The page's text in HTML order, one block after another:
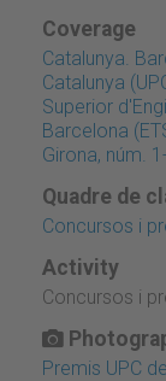
Coverage
Catalunya.
Catalunya
Superior
Barcelona
Girona, núm.
Quadre de
Concursos i
Activity
Concursos i
Premis UPC